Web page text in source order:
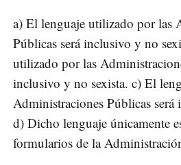
a) El lenguaje utilizado por las
Públicas será inclusivo y no
utilizado por las
inclusivo y no sexista. c) El
Administraciones Públicas
d) Dicho lenguaje únicamente
formularios de la